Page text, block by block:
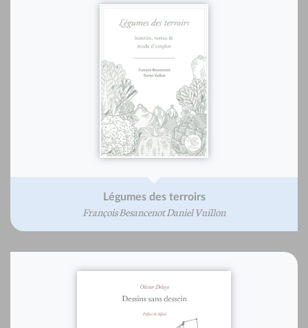
Légumes des terroirs
François Besancenot Daniel Vuillon